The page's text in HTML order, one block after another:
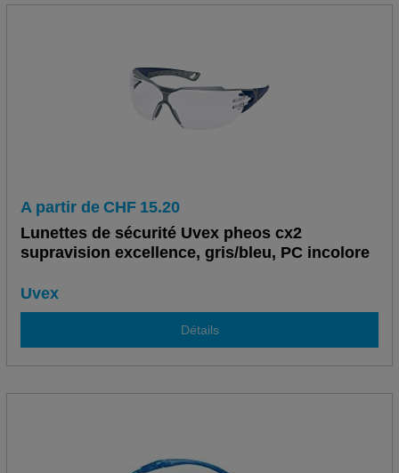
A partir de CHF 15.20
Lunettes de sécurité Uvex pheos cx2
supravision excellence, gris/bleu, PC incolore
Uvex
Détails